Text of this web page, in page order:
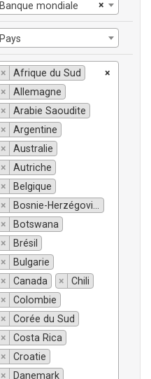
×
Banque mondiale
Pays
×
×
Afrique du Sud
×
Allemagne
×
Arabie Saoudite
×
Argentine
×
Australie
×
Autriche
×
Belgique
×
Bosnie-Herzégovine
×
Botswana
×
Brésil
×
Bulgarie
×
Canada ×
Chili
×
Colombie
×
Corée du Sud
×
Costa Rica
×
Croatie
×
Danemark